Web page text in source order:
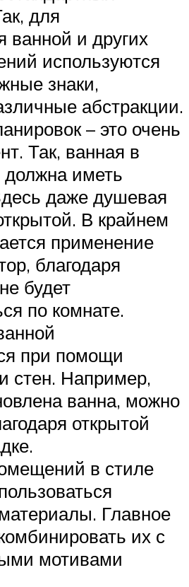
для
ванной и других
используются
знаки,
абстракции.
– это очень
Так, ванная в
иметь
даже душевая
В крайнем
применение
благодаря
будет
по комнате.
при помощи
стен. Например,
ванна, можно
открытой
в стиле
Главное
их с
мотивами